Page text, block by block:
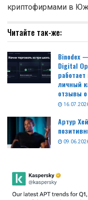
криптофирмами в
Читайте так-же:
Binodex
Digital
личный
отзывы
Артур